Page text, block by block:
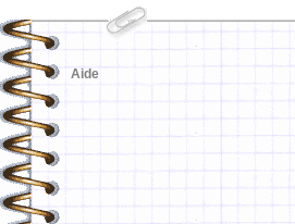
Aide